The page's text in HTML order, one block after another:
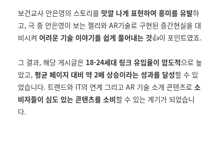
보건교사 안은영의 스토리를 맛깔 나게 표현하여 흥미를 유발하
고, 극 중 안은영이 보는 젤리와 AR기술로 구현된 증간현실을 대
비시켜 어려운 기술 이야기를 쉽게 풀어내는 것👍이 포인트였죠.
그 결과, 해당 게시글은 18-24세대 링크 유입율이 압도적으로 높
았고, 평균 페이지 대비 약 2배 상승이라는 성과를 달성할 수 있
었습니다. 트렌드와 IT의 연계 그리고 AR 기술 소개 콘텐츠로 소
비자들이 심도 있는 콘텐츠를 소비할 수 있는 계기가 되었습니
다.